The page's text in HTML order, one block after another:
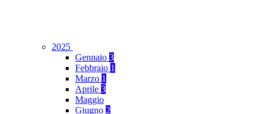
2025
Gennaio 3
Febbraio 1
Marzo 1
Aprile 3
Maggio
Giugno 2